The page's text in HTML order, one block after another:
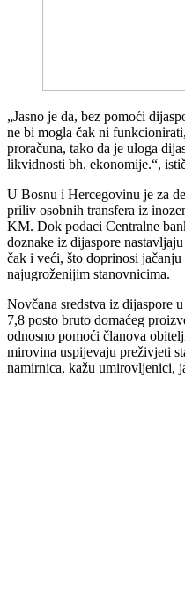
„Jasno je da, bez pomoći
ne bi mogla čak ni
proračuna, tako da je uloga
likvidnosti bh. ekonomije.“,
U Bosnu i Hercegovinu je za
priliv osobnih transfera iz
KM. Dok podaci Centralne
doznake iz dijaspore
čak i veći, što doprinosi
najugroženijim stanovnicima.
Novčana sredstva iz dijaspore
7,8 posto bruto domaćeg
odnosno pomoći članova
mirovina uspijevaju preživjeti
namirnica, kažu umirovljenici,